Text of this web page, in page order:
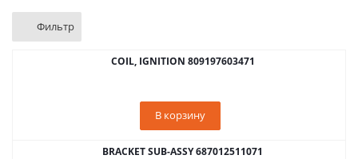
Фильтр
COIL, IGNITION 809197603471
В корзину
BRACKET SUB-ASSY 687012511071